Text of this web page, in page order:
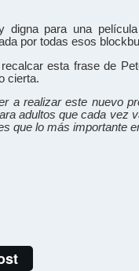
digna para una
por todas esos
esta frase de
cierta.
a realizar este nuevo
adultos que cada vez
que lo más importante